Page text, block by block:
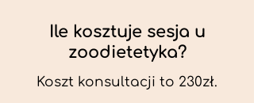
Ile kosztuje sesja u
zoodietetyka?
Koszt konsultacji to 230zł.